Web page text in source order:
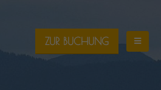
ZUR BUCHUNG